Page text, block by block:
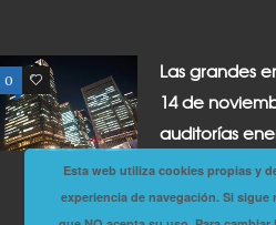
0 0
Las grandes
14 de
auditorías
Esta web utiliza cookies propias y
experiencia de navegación. Si